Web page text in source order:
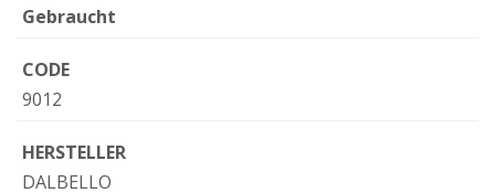
Gebraucht
CODE
9012
HERSTELLER
DALBELLO